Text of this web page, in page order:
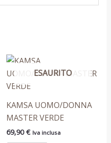
ESAURITO
KAMSA UOMO/DONNA
MASTER VERDE
69,90€ Iva inclusa
prodotto
varianti.
Le
opzioni